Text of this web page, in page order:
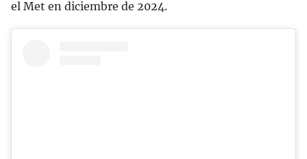
el Met en diciembre de 2024.